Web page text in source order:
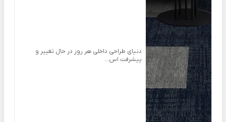
دنیای طراحی داخلی هر روز در حال تغییر و
پیشرفت اس...